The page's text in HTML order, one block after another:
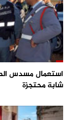
شابة محتجزة